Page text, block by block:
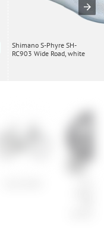
Shimano S-Phyre SH-
RC903 Wide Road, white